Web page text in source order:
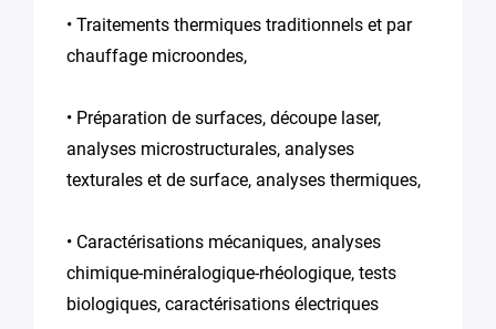
En soumettant
ce formulaire,
traitement de
conformément
à laPolitique
de Plug in labs
Hauts De
• Traitements thermiques traditionnels et par
chauffage microondes,
• Préparation de surfaces, découpe laser,
analyses microstructurales, analyses
texturales et de surface, analyses thermiques,
• Caractérisations mécaniques, analyses
chimique-minéralogique-rhéologique, tests
biologiques, caractérisations électriques